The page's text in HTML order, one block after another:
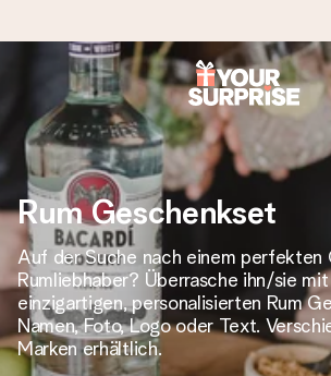
Heute bestellt, in 1 Werktag
Wir bereiten dein Geschenk sorgfältig
blitzschnell – damit du es genau zum
überreichen kannst, wenn es am meisten
4,8 (basierend auf +15.000
Unsere Geschenke begeistern. Kunden
4,8 bei Google Reviews
die wir versenden).
Rum Geschenkset
Auf der Suche nach einem perfekten
Rumliebhaber? Überrasche ihn/sie
einzigartigen, personalisierten Rum
Namen, Foto, Logo oder Text.
Marken erhältlich.